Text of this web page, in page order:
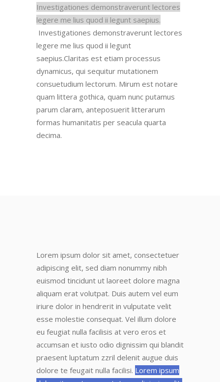
Investigationes demonstraverunt lectores
legere me lius quod ii legunt saepius.
Investigationes demonstraverunt lectores
legere me lius quod ii legunt
saepius.Claritas est etiam processus
dynamicus, qui sequitur mutationem
consuetudium lectorum. Mirum est notare
quam littera gothica, quam nunc putamus
parum claram, anteposuerit litterarum
formas humanitatis per seacula quarta
decima.
Lorem ipsum dolor sit amet, consectetuer
adipiscing elit, sed diam nonummy nibh
euismod tincidunt ut laoreet dolore magna
aliquam erat volutpat. Duis autem vel eum
iriure dolor in hendrerit in vulputate velit
esse molestie consequat. Vel illum dolore
eu feugiat nulla facilisis at vero eros et
accumsan et iusto odio dignissim qui blandit
praesent luptatum zzril delenit augue duis
dolore te feugait nulla facilisi. Lorem ipsum